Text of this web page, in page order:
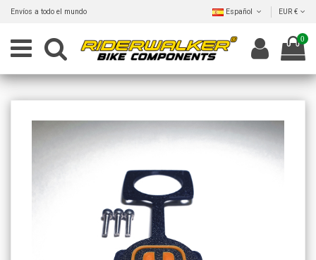
Envíos a todo el mundo Español EUR €
0